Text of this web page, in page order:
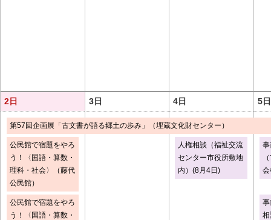
2日 3日 4日 5日
第57回企画展「古文書が語る郷土の歩み」（埋蔵文化財センター）
公民館で宿題をやろ
う！〈国語・算数・
理科・社会〉（藤代
公民館）
人権相談（福祉交流
センター市役所敷地
内）(8月4日)
公民館で宿題をやろ
う！〈国語・算数・